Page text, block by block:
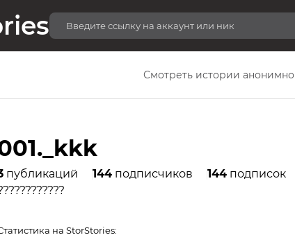
Смотреть истории анонимно
публикаций 144 подписчиков 144 подписок
на StorStories: